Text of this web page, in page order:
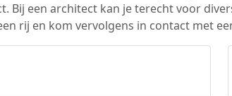
Bij een architect kan je terecht voor
rij en kom vervolgens in contact met